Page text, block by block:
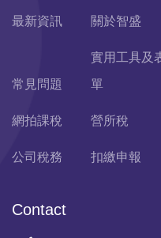
最新資訊 關於智盛
常見問題
實用工具及
單
網拍課稅 營所稅
公司稅務 扣繳申報
Contact